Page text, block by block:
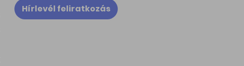
Hírlevél feliratkozás